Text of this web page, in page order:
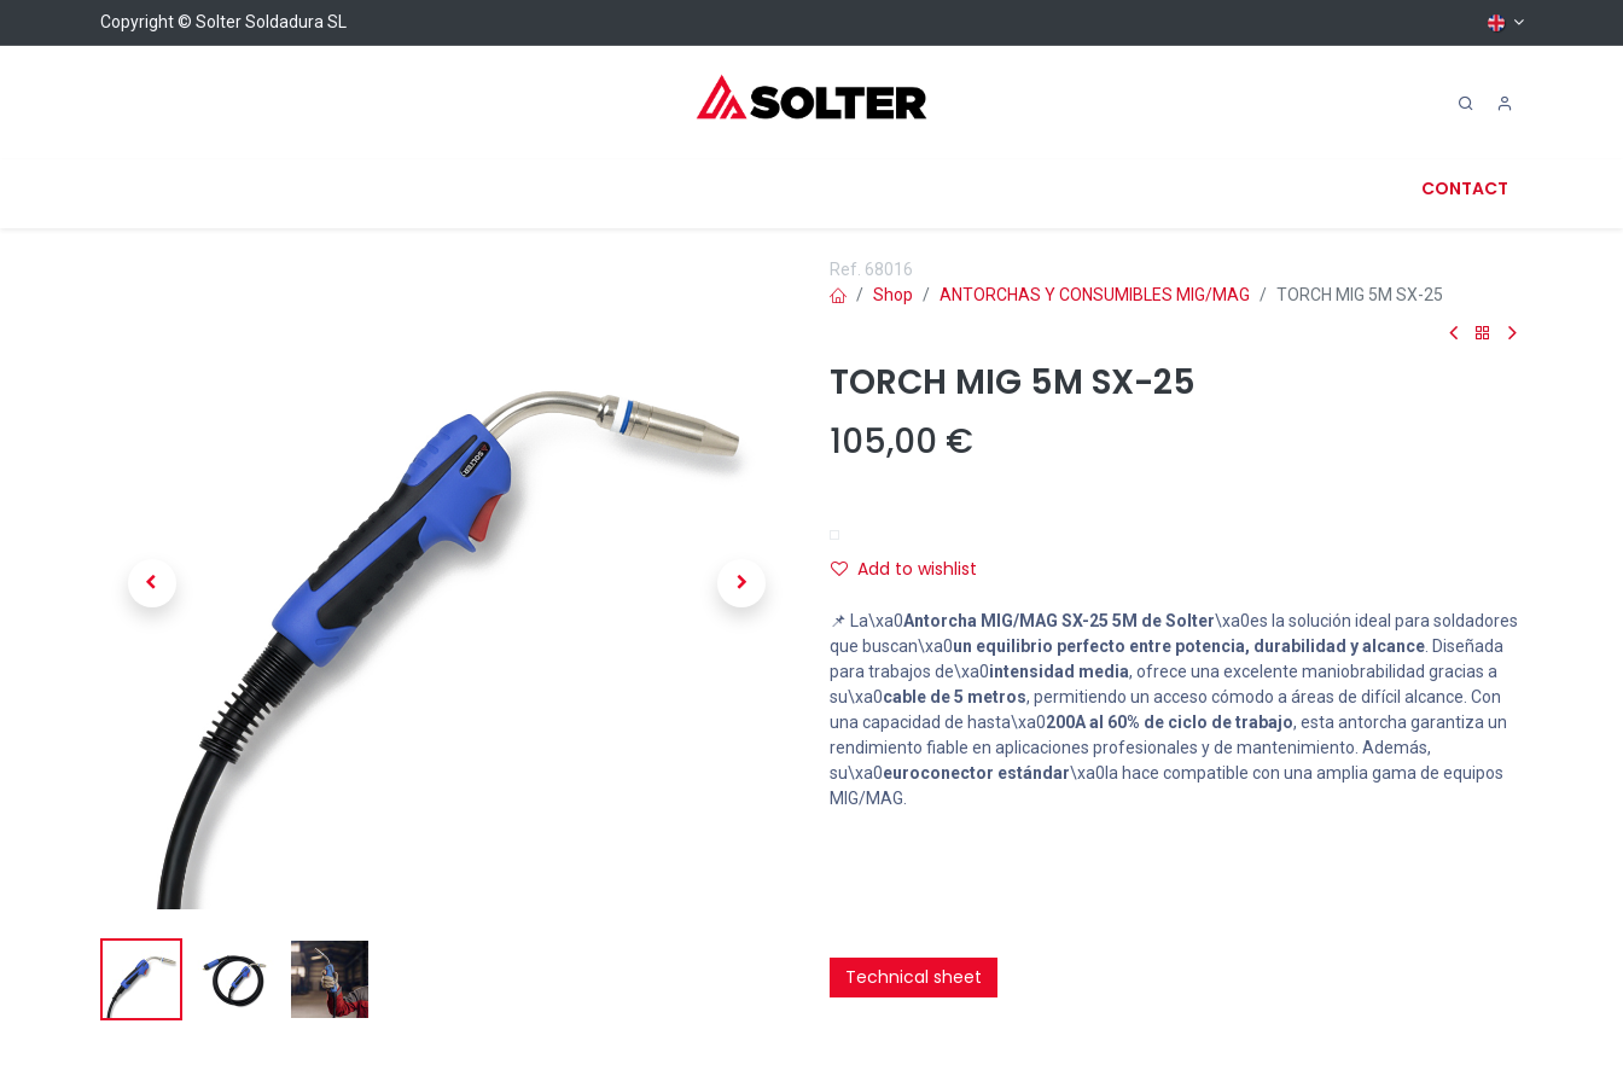
Copyright © Solter Soldadura SL
CONTACT
Ref. 68016
Shop
ANTORCHAS Y CONSUMIBLES MIG/MAG TORCH MIG 5M SX-25
TORCH MIG 5M SX-25
105,00 €
Add to wishlist
📌 La\xa0Antorcha MIG/MAG SX-25 5M de Solter\xa0es la solución ideal para soldadores
que buscan\xa0un equilibrio perfecto entre potencia, durabilidad y alcance . Diseñada
para trabajos de\xa0intensidad media, ofrece una excelente maniobrabilidad gracias a
su\xa0cable de 5 metros, permitiendo un acceso cómodo a áreas de difícil alcance. Con
una capacidad de hasta\xa0200A al 60% de ciclo de trabajo, esta antorcha garantiza un
rendimiento fiable en aplicaciones profesionales y de mantenimiento. Además,
su\xa0euroconector estándar\xa0la hace compatible con una amplia gama de equipos
MIG/MAG.
Technical sheet